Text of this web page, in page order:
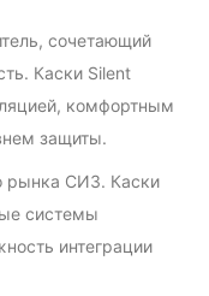
сочетающий
Каски Silent
комфортным
защиты.
рынка СИЗ. Каски
системы
интеграции